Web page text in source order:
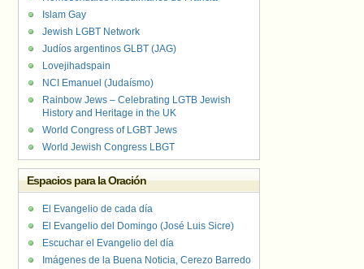
Islam Gay
Jewish LGBT Network
Judíos argentinos GLBT (JAG)
Lovejihadspain
NCI Emanuel (Judaísmo)
Rainbow Jews – Celebrating LGTB Jewish
History and Heritage in the UK
World Congress of LGBT Jews
World Jewish Congress LBGT
Espacios para la Oración
El Evangelio de cada día
El Evangelio del Domingo (José Luis Sicre)
Escuchar el Evangelio del día
Imágenes de la Buena Noticia, Cerezo Barredo